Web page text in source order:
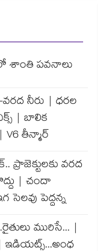
శాంతి పవనాలు
వరద నీరు | ధరల
| బాలిక
తీన్మార్
ప్రాజెక్టులకు వరద
| చందా
సెలవు పెద్దన్న
మురిసే... |
| ఇడియట్స్...అంధ